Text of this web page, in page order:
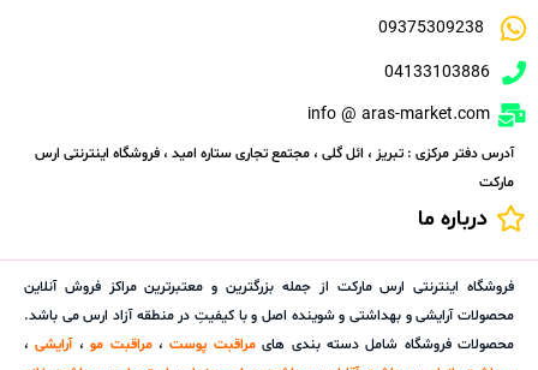
09375309238
04133103886
info @ aras-market.com
آدرس دفتر مرکزی : تبریز ، ائل گلی ، مجتمع تجاری ستاره امید ، فروشگاه اینترنتی ارس
مارکت
درباره ما
فروشگاه اینترنتی ارس مارکت از جمله بزرگترین و معتبرترین مراکز فروش آنلاین
محصولات آرایشی و بهداشتی و شوینده اصل و با کیفیتِ در منطقه آزاد ارس می باشد.
محصولات فروشگاه شامل دسته بندی هایمراقبت پوست،مراقبت مو،آرایشی،